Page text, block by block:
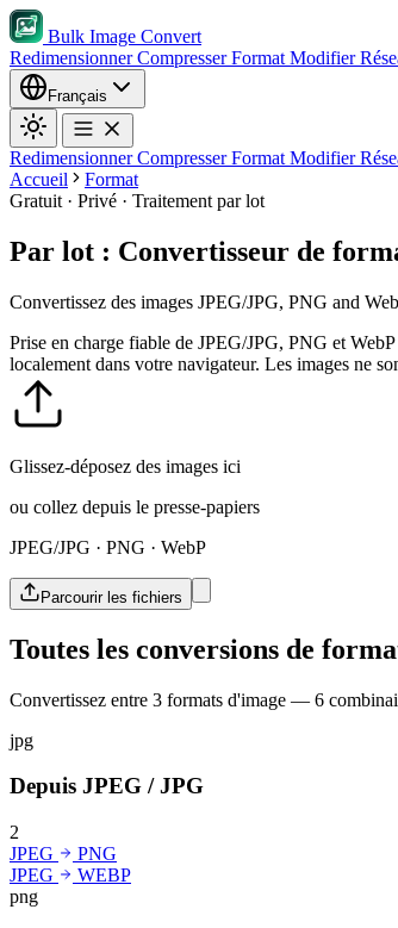
Bulk Image Convert
RedimensionnerCompresserFormat Modifier
Français
RedimensionnerCompresserFormat Modifier
Accueil
Format
Gratuit · Privé · Traitement par lot
Par lot : Convertisseur de
Convertissez des images JPEG/JPG, PNG and
Prise en charge fiable de JPEG/JPG, PNG et
localement dans votre navigateur. Les images ne
Glissez-déposez des images ici
ou collez depuis le presse-papiers
JPEG/JPG · PNG · WebP
Parcourir les fichiers
Toutes les conversions de
Convertissez entre 3 formats d'image — 6
jpg
Depuis JPEG / JPG
2
JPEG
PNG
JPEG
WEBP
png